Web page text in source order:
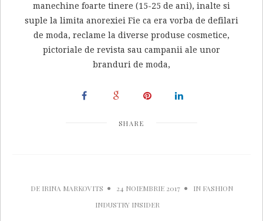
manechine foarte tinere (15-25 de ani), inalte si
suple la limita anorexiei Fie ca era vorba de defilari
de moda, reclame la diverse produse cosmetice,
pictoriale de revista sau campanii ale unor
branduri de moda,
SHARE
DE IRINA MARKOVITS 24 NOIEMBRIE 2017 IN FASHION
INDUSTRY INSIDER